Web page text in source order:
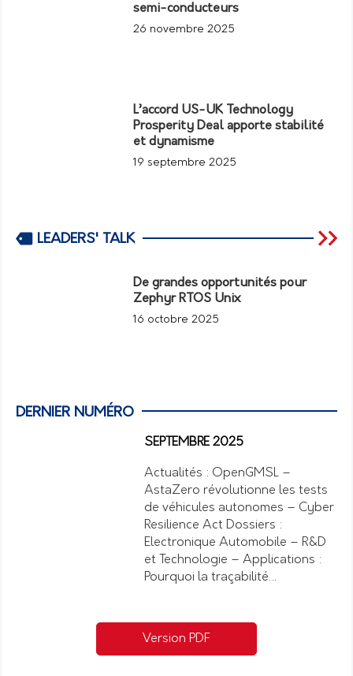
semi-conducteurs
26 novembre 2025
L’accord US-UK Technology
Prosperity Deal apporte stabilité
et dynamisme
19 septembre 2025
LEADERS' TALK
De grandes opportunités pour
Zephyr RTOS Unix
16 octobre 2025
DERNIER NUMÉRO
SEPTEMBRE 2025
Actualités : OpenGMSL –
AstaZero révolutionne les tests
de véhicules autonomes – Cyber
Resilience Act Dossiers :
Electronique Automobile – R&D
et Technologie – Applications :
Pourquoi la traçabilité…
Version PDF